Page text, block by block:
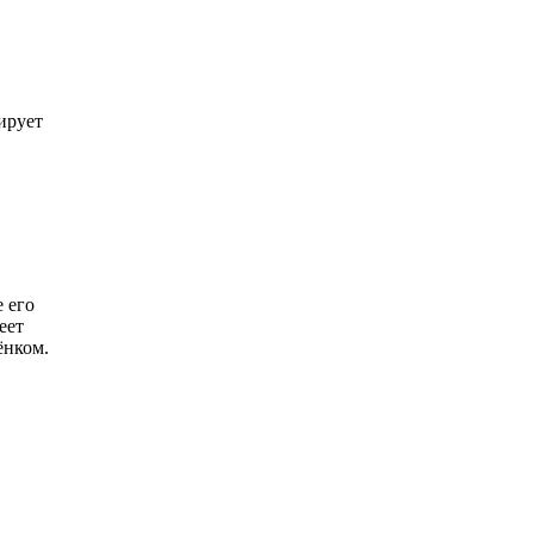
его